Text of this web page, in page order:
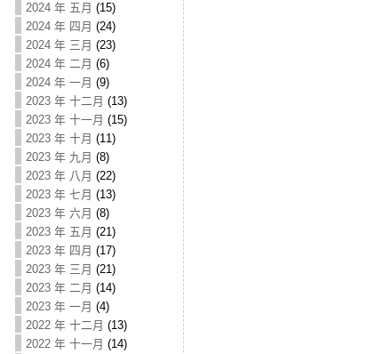
2024 年 五月 (15)
2024 年 四月 (24)
2024 年 三月 (23)
2024 年 二月 (6)
2024 年 一月 (9)
2023 年 十二月 (13)
2023 年 十一月 (15)
2023 年 十月 (11)
2023 年 九月 (8)
2023 年 八月 (22)
2023 年 七月 (13)
2023 年 六月 (8)
2023 年 五月 (21)
2023 年 四月 (17)
2023 年 三月 (21)
2023 年 二月 (14)
2023 年 一月 (4)
2022 年 十二月 (13)
2022 年 十一月 (14)